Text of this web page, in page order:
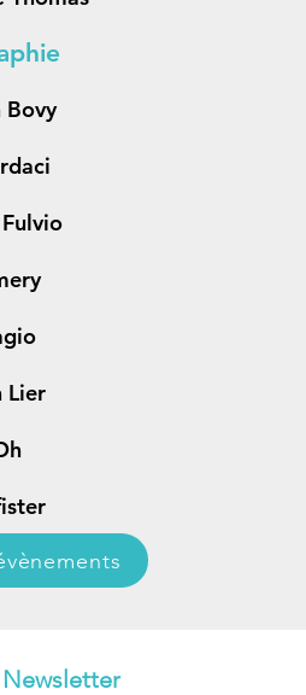
Bovy
Lier
Newsletter